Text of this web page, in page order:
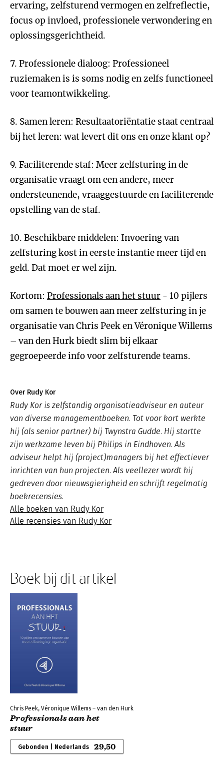
ervaring, zelfsturend vermogen en zelfreflectie,
focus op invloed, professionele verwondering en
oplossingsgerichtheid.
7. Professionele dialoog: Professioneel
ruziemaken is is soms nodig en zelfs functioneel
voor teamontwikkeling.
8. Samen leren: Resultaatoriëntatie staat centraal
bij het leren: wat levert dit ons en onze klant op?
9. Faciliterende staf: Meer zelfsturing in de
organisatie vraagt om een andere, meer
ondersteunende, vraaggestuurde en faciliterende
opstelling van de staf.
10. Beschikbare middelen: Invoering van
zelfsturing kost in eerste instantie meer tijd en
geld. Dat moet er wel zijn.
Kortom: Professionals aan het stuur - 10 pijlers
om samen te bouwen aan meer zelfsturing in je
organisatie van Chris Peek en Véronique Willems
– van den Hurk biedt slim bij elkaar
gegroepeerde info voor zelfsturende teams.
Over Rudy Kor
Rudy Kor is zelfstandig organisatieadviseur en auteur
van diverse managementboeken. Tot voor kort werkte
hij (als senior partner) bij Twynstra Gudde. Hij startte
zijn werkzame leven bij Philips in Eindhoven. Als
adviseur helpt hij (project)managers bij het effectiever
inrichten van hun projecten. Als veellezer wordt hij
gedreven door nieuwsgierigheid en schrijft regelmatig
boekrecensies.
Alle boeken van Rudy Kor
Alle recensies van Rudy Kor
Boek bij dit artikel
Chris Peek, Véronique Willems – van den Hurk
Professionals aan het
stuur
Gebonden | Nederlands 29,50